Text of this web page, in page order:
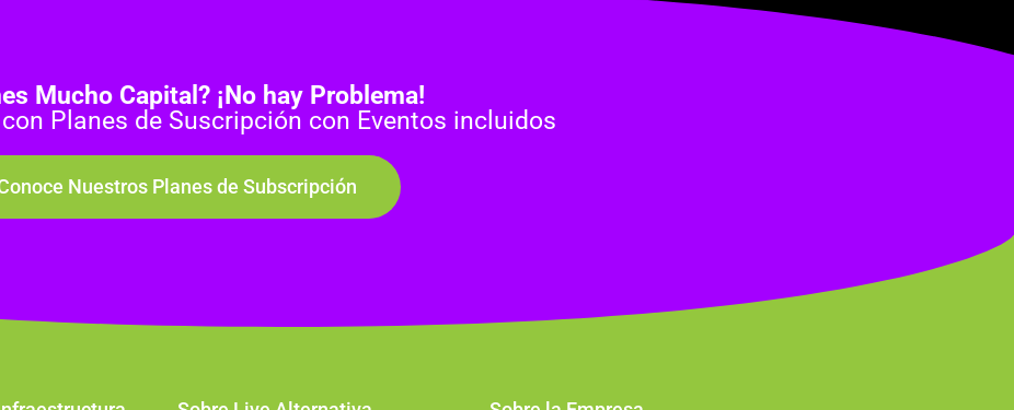
Mucho Capital? ¡No hay Problema!
Planes de Suscripción con Eventos incluidos
Nuestros Planes de Subscripción